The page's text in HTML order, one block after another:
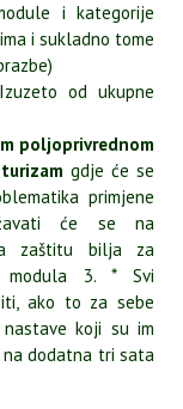
i kategorije
i sukladno tome
od ukupne
poljoprivrednom
gdje će se
primjene
će se na
zaštitu bilja za
modula 3. * Svi
ako to za sebe
nastave koji su im
dodatna tri sata